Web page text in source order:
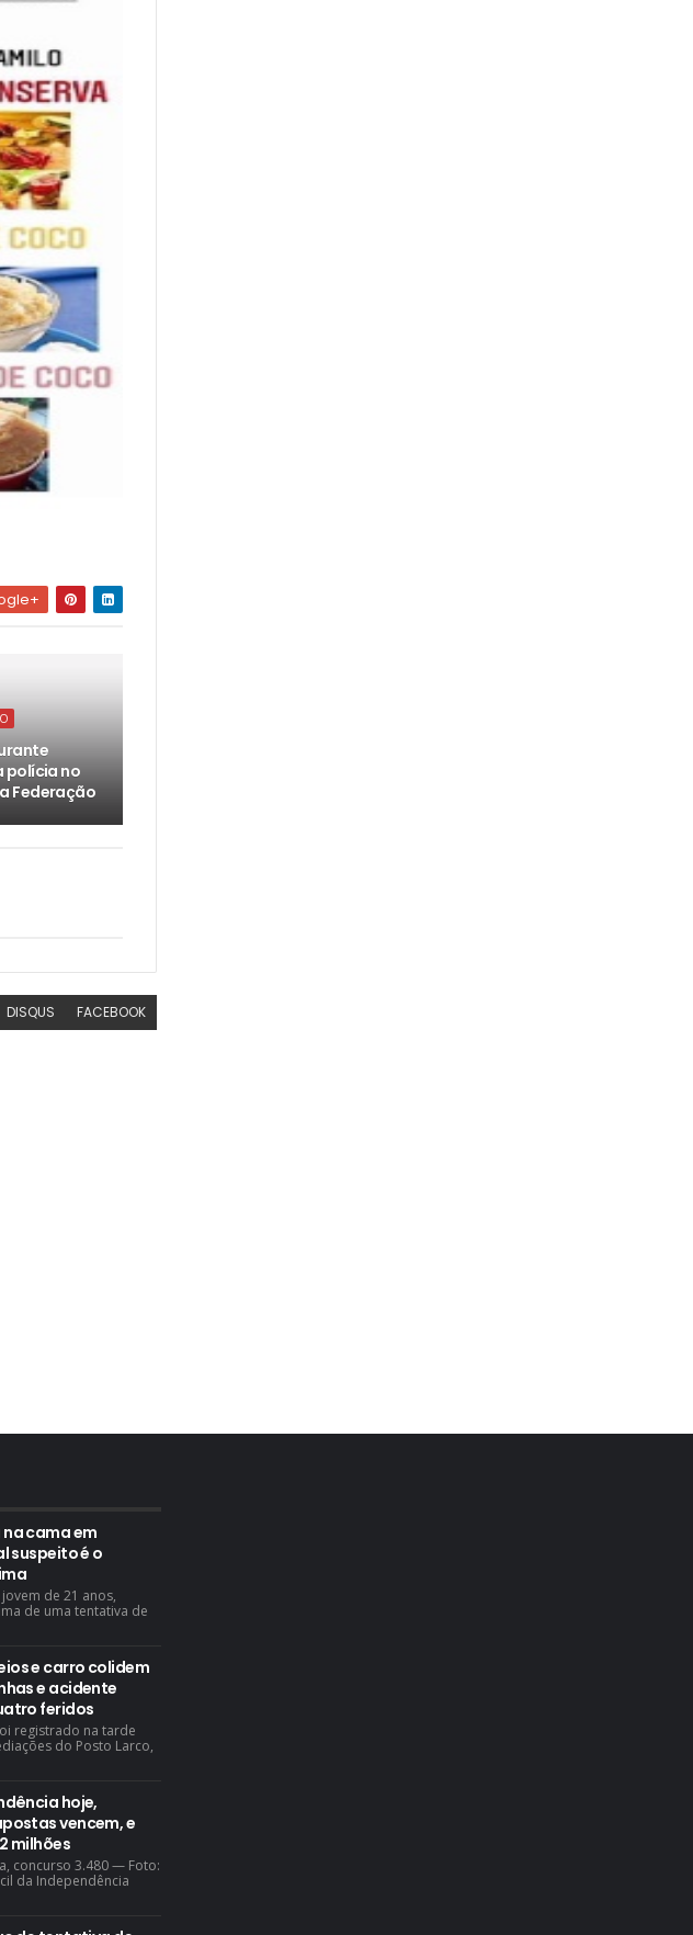
polícia no
Federação
DISQUS FACEBOOK
cama em
suspeito é o
de 21 anos,
de uma tentativa de
e carro colidem
e acidente
feridos
registrado na tarde
do Posto Larco,
hoje,
vencem, e
milhões
concurso 3.480 — Foto:
da Independência